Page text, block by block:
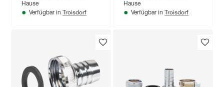
Hause
Verfügbar in Troisdorf
Hause
Verfügbar in Troisdorf